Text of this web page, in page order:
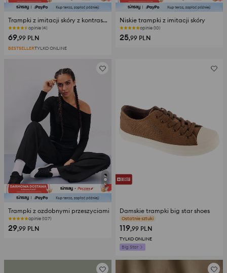
Trampki z imitacji skóry z kontrastowymi panelami
opinie (4)
69,99 PLN
BESTSELLERTYLKO ONLINE
Niskie trampki z imitacji skóry
opinie (10)
25,99 PLN
Trampki z ozdobnymi przeszyciami
opinie (107)
29,99 PLN
Damskie trampki big star shoes
Ostatnie sztuki
119,99 PLN
TYLKO ONLINE
Big Star